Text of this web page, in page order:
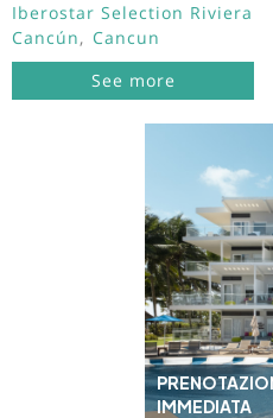
Iberostar Selection Riviera
Cancún
Cancun
See more
IMMEDIATA